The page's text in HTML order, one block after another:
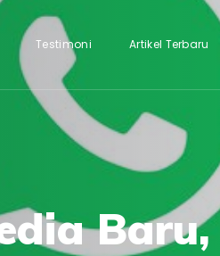
Testimoni Artikel Terbaru